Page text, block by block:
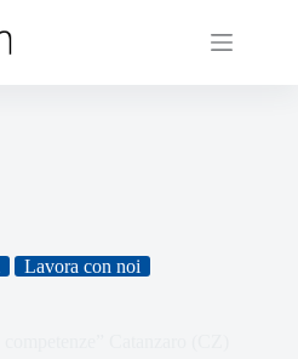
Lavora con noi